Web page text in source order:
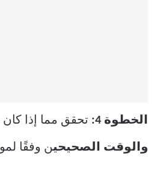
الخطوة 4: تحقق مما إذا كان
والوقت الصحيحين وفقًا